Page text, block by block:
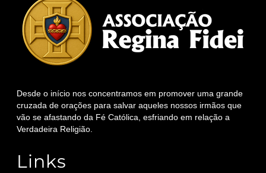
Desde o início nos concentramos em promover uma grande
cruzada de orações para salvar aqueles nossos irmãos que
vão se afastando da Fé Católica, esfriando em relação a
Verdadeira Religião.
Links